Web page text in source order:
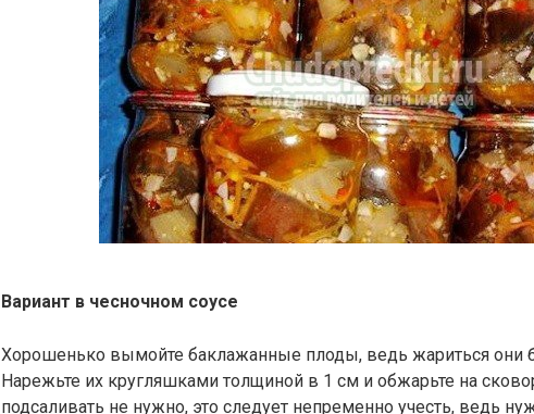
Вариант в чесночном соусе
Хорошенько вымойте баклажанные плоды, ведь жариться они
Нарежьте их кругляшками толщиной в 1 см и обжарьте на
подсаливать не нужно, это следует непременно учесть, ведь